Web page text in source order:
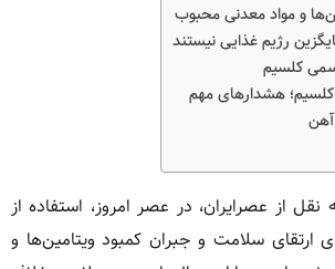
و مواد معدنی محبوب
رژیم غذایی نیستند
کلسیم
آهن
از عصرایران، در عصر امروز، استفاده از
ارتقای سلامت و جبران کمبود ویتامین‌ها و